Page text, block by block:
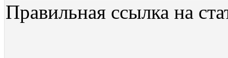
Правильная ссылка на